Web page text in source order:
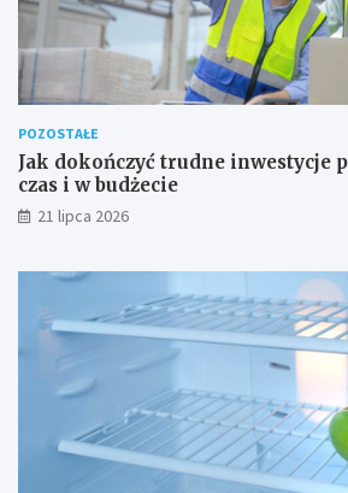
POZOSTAŁE
Jak dokończyć trudne inwestycje
czas i w budżecie
21 lipca 2026